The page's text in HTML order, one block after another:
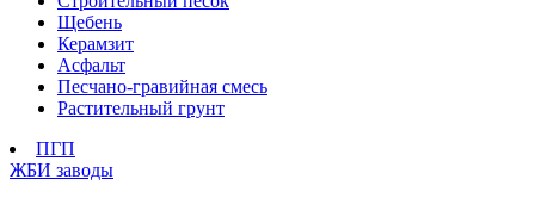
Щебень
Керамзит
Асфальт
Песчано-гравийная смесь
Растительный грунт
ПГП
ЖБИ заводы